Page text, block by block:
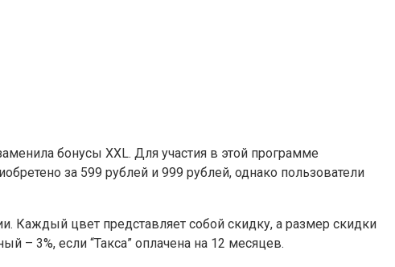
бонусы XXL. Для участия в этой программе
за 599 рублей и 999 рублей, однако пользователи
Каждый цвет представляет собой скидку, а размер скидки
– 3%, если “Такса” оплачена на 12 месяцев.